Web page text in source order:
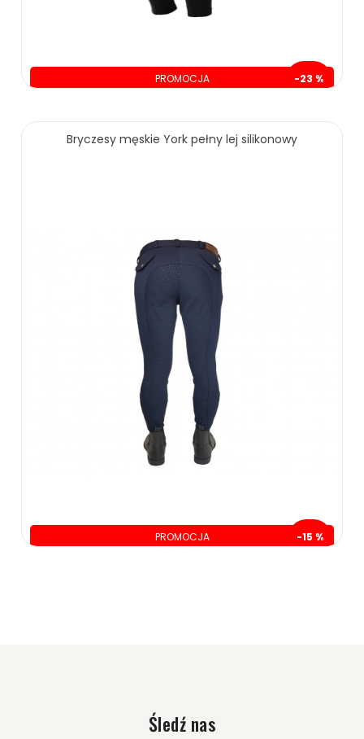
PROMOCJA -23 %
209.00 zł 269.00 zł
Bryczesy męskie York pełny lej silikonowy
PROMOCJA -15 %
Śledź nas